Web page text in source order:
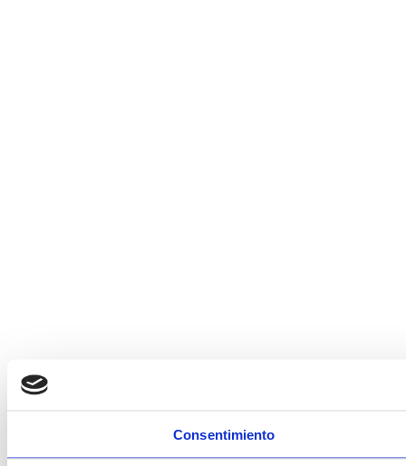
Consentimiento